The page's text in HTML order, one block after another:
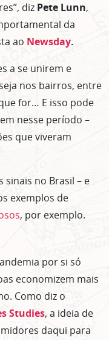
diz Pete Lunn,
da
ao Newsday.
a se unirem e
nos bairros, entre
for… E isso pode
nesse período –
que viveram
sinais no Brasil – e
exemplos de
, por exemplo.
por si só
economizem mais
Como diz o
Studies, a ideia de
daqui para